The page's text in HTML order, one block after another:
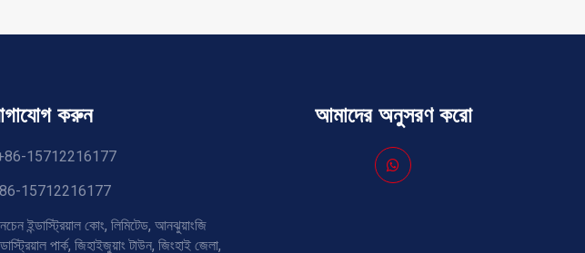
করুন
15712216177
15712216177
ইন্ডাস্ট্রিয়াল কোং, লিমিটেড, আনঝুয়াংজি
পার্ক, জিহাইজুয়াং টাউন, জিংহাই জেলা,
আমাদের অনুসরণ করো